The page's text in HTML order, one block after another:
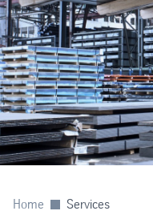
Home Services